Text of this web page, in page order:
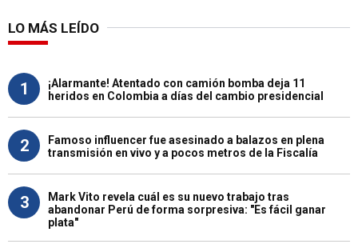
LO MÁS LEÍDO
1
¡Alarmante! Atentado con camión bomba deja 11
heridos en Colombia a días del cambio presidencial
2
Famoso influencer fue asesinado a balazos en plena
transmisión en vivo y a pocos metros de la Fiscalía
3
Mark Vito revela cuál es su nuevo trabajo tras
abandonar Perú de forma sorpresiva: "Es fácil ganar
plata"